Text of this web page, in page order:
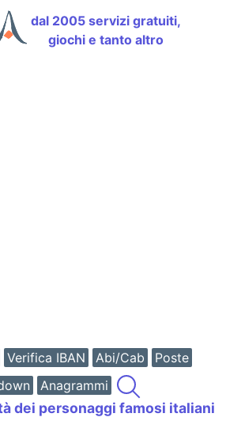
dal 2005 servizi gratuiti,
giochi e tanto altro
Verifica IBAN Abi/Cab
Poste
Anagrammi
dei personaggi famosi italiani